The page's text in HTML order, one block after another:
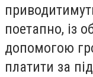
поетапно, із
допомогою
платити за